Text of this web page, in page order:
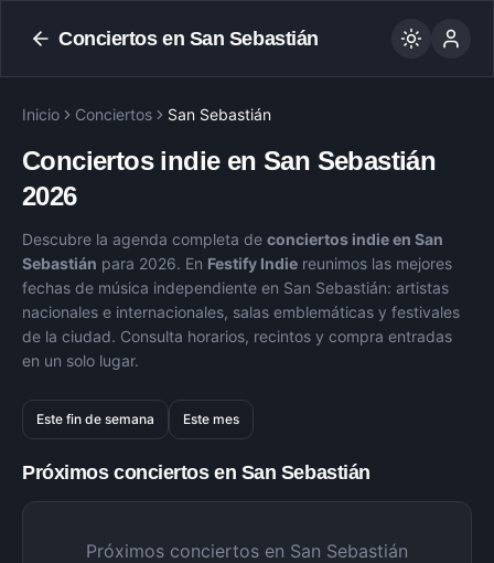
Conciertos en San Sebastián
Inicio Conciertos San Sebastián
Conciertos indie en San Sebastián
2026
Descubre la agenda completa de conciertos indie en San
Sebastián para 2026. En Festify Indie reunimos las mejores
fechas de música independiente en San Sebastián: artistas
nacionales e internacionales, salas emblemáticas y festivales
de la ciudad. Consulta horarios, recintos y compra entradas
en un solo lugar.
Este fin de semana Este mes
Próximos conciertos en San Sebastián
Próximos conciertos en San Sebastián